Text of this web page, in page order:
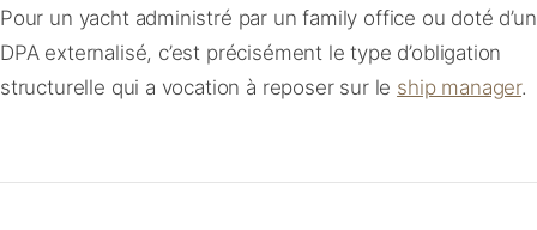
Pour un yacht administré par un family office ou doté d’un
DPA externalisé, c’est précisément le type d’obligation
structurelle qui a vocation à reposer sur le ship manager.